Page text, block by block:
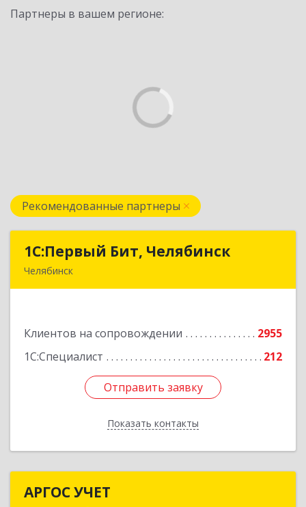
Партнеры в вашем регионе:
Рекомендованные партнеры
1С:Первый Бит, Челябинск
Челябинск
Клиентов на сопровождении
2955
1С:Специалист
212
Отправить заявку
Показать контакты
1С:Первый Бит, Челябинск
Подробнее
Отправить заявку
Назад
АРГОС УЧЕТ